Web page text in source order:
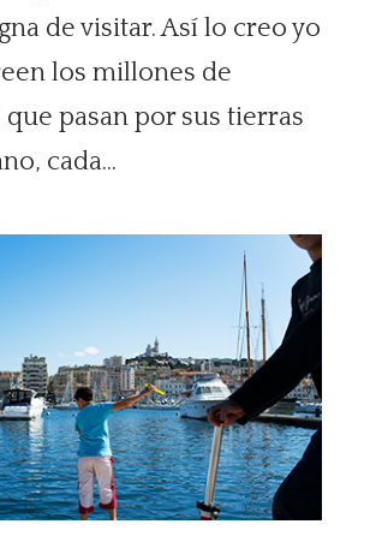
de visitar. Así lo creo yo
los millones de
pasan por sus tierras
cada...